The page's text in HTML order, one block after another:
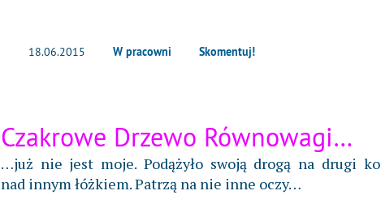
18.06.2015 W pracowni Skomentuj!
Czakrowe Drzewo Równowagi…
…już nie jest moje. Podążyło swoją drogą na drugi
nad innym łóżkiem. Patrzą na nie inne oczy…